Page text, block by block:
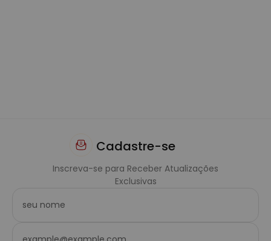
Cadastre-se
Inscreva-se para Receber Atualizações
Exclusivas